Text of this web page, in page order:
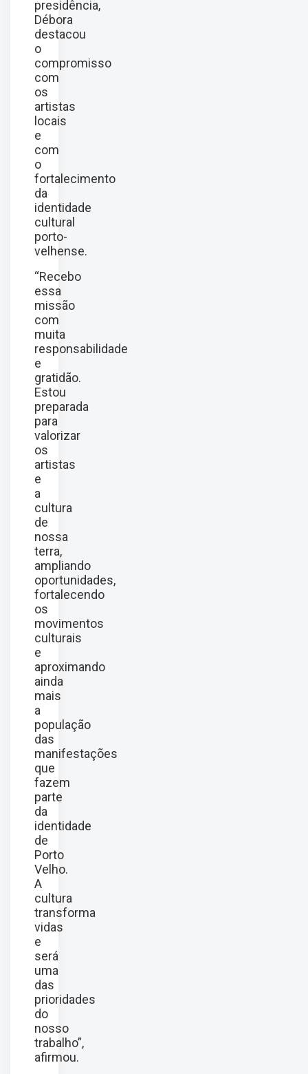
presidência,
Débora
destacou
o
compromisso
com
os
artistas
locais
e
com
o
fortalecimento
da
identidade
cultural
porto-
velhense.
“Recebo
essa
missão
com
muita
responsabilidade
e
gratidão.
Estou
preparada
para
valorizar
os
artistas
e
a
cultura
de
nossa
terra,
ampliando
oportunidades,
fortalecendo
os
movimentos
culturais
e
aproximando
ainda
mais
a
população
das
manifestações
que
fazem
parte
da
identidade
de
Porto
Velho.
A
cultura
transforma
vidas
e
será
uma
das
prioridades
do
nosso
trabalho”,
afirmou.